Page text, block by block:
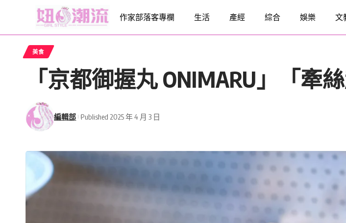
作家部落客專欄 生活 產經 綜合 娛樂 文
美食
「京都御握丸 ONIMARU」「牽
編輯部 Published 2025 年 4 月 3 日